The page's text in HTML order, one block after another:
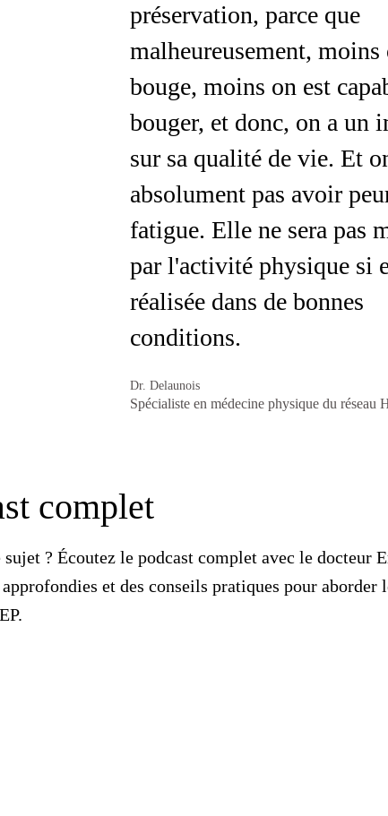
préservation, parce que
malheureusement, moins
bouge, moins on est
bouger, et donc, on a un
sur sa qualité de vie. Et
absolument pas avoir
fatigue. Elle ne sera pas
par l'activité physique si
réalisée dans de bonnes
conditions.
Dr. Delaunois
Spécialiste en médecine physique du réseau
complet
? Écoutez le podcast complet avec le docteur
et des conseils pratiques pour aborder